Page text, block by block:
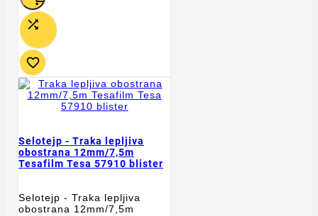


Selotejp - Traka lepljiva
obostrana 12mm/7,5m
Tesafilm Tesa 57910 blister
Selotejp - Traka lepljiva
obostrana 12mm/7,5m